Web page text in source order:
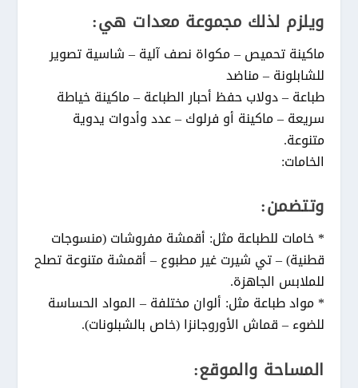
ويلزم لذلك مجموعة معدات هي:
ماكينة تحميص – مكواة نصف آلية – شاسية تصوير
للشابلونة – مناضد
طباعة – دولاب حفظ أحبار الطباعة – ماكينة خياطة
سريعة – ماكينة أو فرلوك – عدد وأدوات يدوية
متنوعة.
الخامات:
وتتضمن:
* خامات للطباعة مثل: أقمشة مفروشات (منسوجات
قطنية) – تي شيرت غير مطبوع – أقمشة متنوعة تصلح
للملابس الجاهزة.
* مواد طباعة مثل: ألوان مختلفة – المواد الحساسة
للضوء – قماش الأوروجانزا (خاص بالشبلونات).
المساحة والموقع: